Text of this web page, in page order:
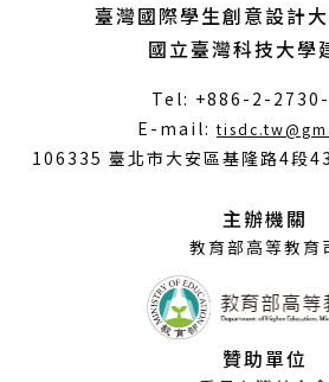
臺灣國際學生創意設計
國立臺灣科技大學
Tel: +886-2-
E-mail:
106335 臺北市大安區基隆路4段
主辦機關
教育部高等教育
贊助單位